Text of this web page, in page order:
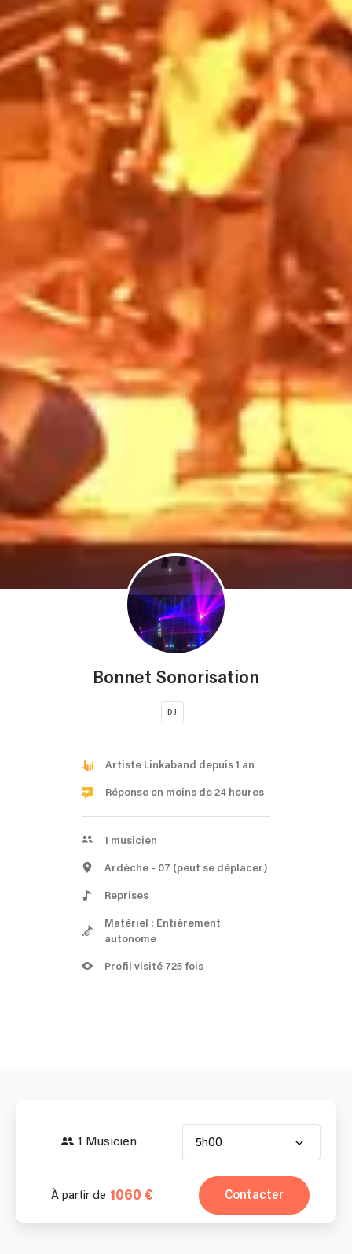
Bonnet Sonorisation
DJ
Artiste Linkaband depuis 1 an
Réponse en moins de 24 heures
1 musicien
Ardèche - 07 (peut se déplacer)
Reprises
Matériel : Entièrement
autonome
Profil visité 725 fois
1 Musicien 5h00
À partir de 1060 € Contacter